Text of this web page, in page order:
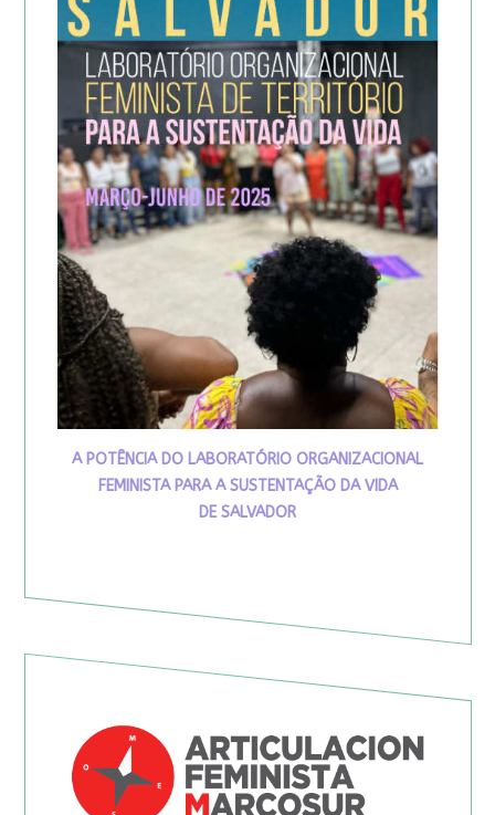
A POTÊNCIA DO LABORATÓRIO ORGANIZACIONAL
FEMINISTA PARA A SUSTENTAÇÃO DA VIDA
DE SALVADOR